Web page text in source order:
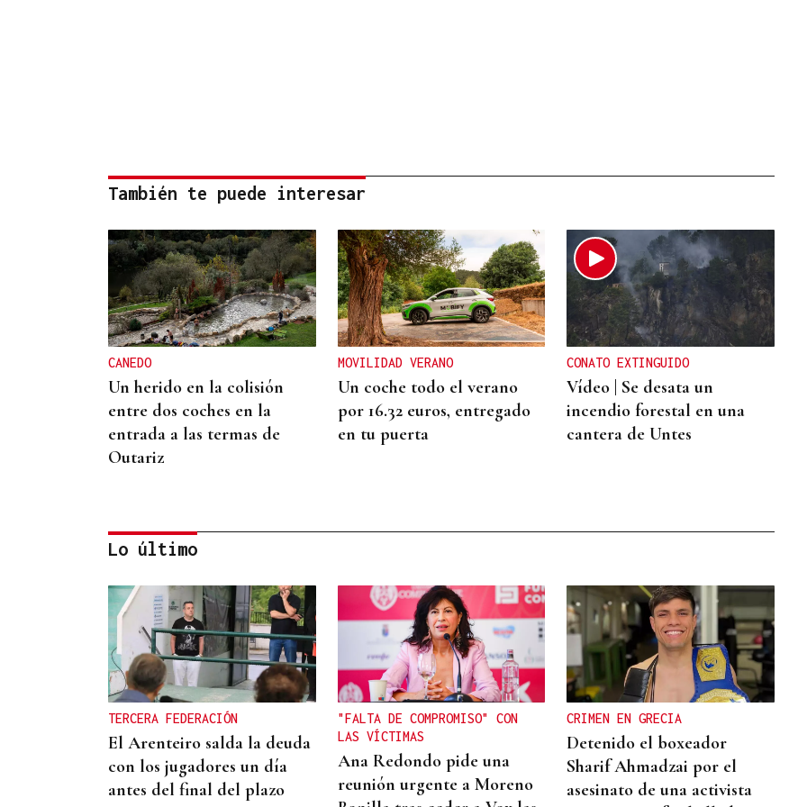
También te puede interesar
CANEDO
Un herido en la colisión
entre dos coches en la
entrada a las termas de
Outariz
MOVILIDAD VERANO
Un coche todo el verano
por 16.32 euros, entregado
en tu puerta
CONATO EXTINGUIDO
Vídeo | Se desata un
incendio forestal en una
cantera de Untes
ENTREVISTA
Jorge Vázquez: "Nuestro
objetivo a 2028 es crecer
creando valor para el
accionista y para el equipo
que lo hace posible"
Lo último
TERCERA FEDERACIÓN
El Arenteiro salda la deuda
con los jugadores un día
antes del final del plazo
"FALTA DE COMPROMISO" CON
LAS VÍCTIMAS
Ana Redondo pide una
reunión urgente a Moreno
CRIMEN EN GRECIA
Detenido el boxeador
Sharif Ahmadzai por el
asesinato de una activista